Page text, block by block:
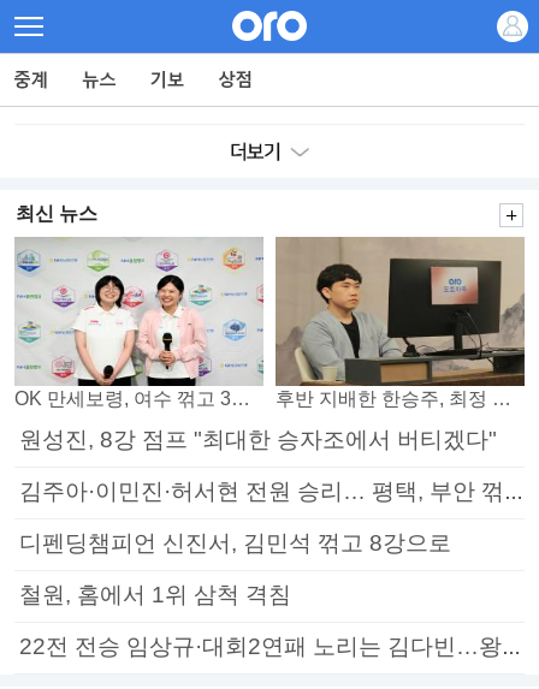
최신 뉴스
OK 만세보령, 여수 꺾고 3연패 탈출 후반 지배한 한승주, 최정 꺾고 8강 진출
원성진, 8강 점프 "최대한 승자조에서 버티겠다"
김주아·이민진·허서현 전원 승리… 평택, 부안 꺾고 5연승
디펜딩챔피언 신진서, 김민석 꺾고 8강으로
철원, 홈에서 1위 삼척 격침
22전 전승 임상규·대회2연패 노리는 김다빈…왕중왕전 16강 7일부터